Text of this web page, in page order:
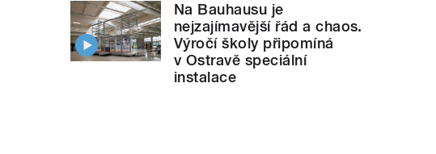
Na Bauhausu je
nejzajímavější řád a chaos.
Výročí školy připomíná
v Ostravě speciální
instalace